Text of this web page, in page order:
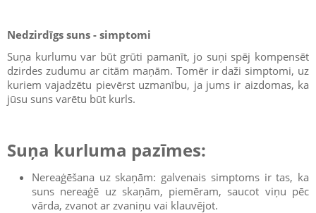
Nedzirdīgs suns - simptomi
Suņa kurlumu var būt grūti pamanīt, jo suņi spēj kompensēt
dzirdes zudumu ar citām maņām. Tomēr ir daži simptomi, uz
kuriem vajadzētu pievērst uzmanību, ja jums ir aizdomas, ka
jūsu suns varētu būt kurls.
Suņa kurluma pazīmes:
Nereaģēšana uz skaņām: galvenais simptoms ir tas, ka
suns nereaģē uz skaņām, piemēram, saucot viņu pēc
vārda, zvanot ar zvaniņu vai klauvējot.